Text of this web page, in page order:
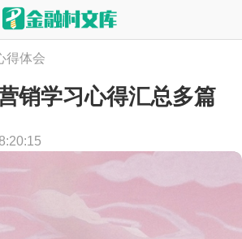
得体会
销学习心得汇总多篇